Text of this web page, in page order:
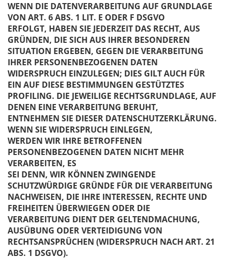
WENN DIE DATENVERARBEITUNG AUF GRUNDLAGE
VON ART. 6 ABS. 1 LIT. E ODER F DSGVO
ERFOLGT, HABEN SIE JEDERZEIT DAS RECHT, AUS
GRÜNDEN, DIE SICH AUS IHRER BESONDEREN
SITUATION ERGEBEN, GEGEN DIE VERARBEITUNG
IHRER PERSONENBEZOGENEN DATEN
WIDERSPRUCH EINZULEGEN; DIES GILT AUCH FÜR
EIN AUF DIESE BESTIMMUNGEN GESTÜTZTES
PROFILING. DIE JEWEILIGE RECHTSGRUNDLAGE, AUF
DENEN EINE VERARBEITUNG BERUHT,
ENTNEHMEN SIE DIESER DATENSCHUTZERKLÄRUNG.
WENN SIE WIDERSPRUCH EINLEGEN,
WERDEN WIR IHRE BETROFFENEN
PERSONENBEZOGENEN DATEN NICHT MEHR
VERARBEITEN, ES
SEI DENN, WIR KÖNNEN ZWINGENDE
SCHUTZWÜRDIGE GRÜNDE FÜR DIE VERARBEITUNG
NACHWEISEN, DIE IHRE INTERESSEN, RECHTE UND
FREIHEITEN ÜBERWIEGEN ODER DIE
VERARBEITUNG DIENT DER GELTENDMACHUNG,
AUSÜBUNG ODER VERTEIDIGUNG VON
RECHTSANSPRÜCHEN (WIDERSPRUCH NACH ART. 21
ABS. 1 DSGVO).